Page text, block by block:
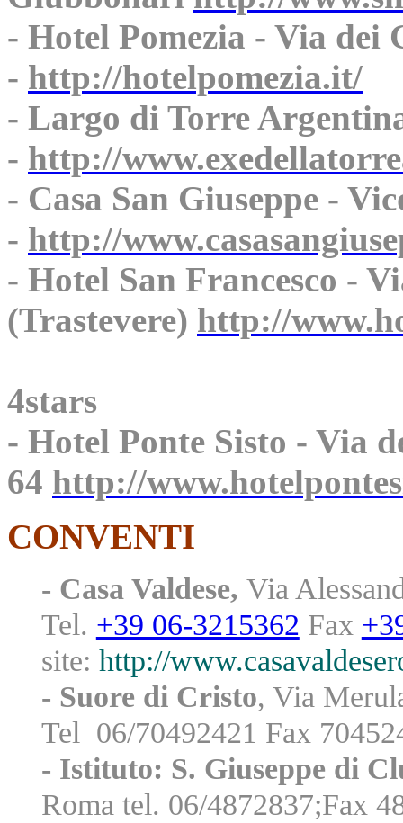
- Hotel Pomezia - Via dei
- http://hotelpomezia.it/
- Largo di Torre
- http://
- Casa San Giuseppe -
- http://
- Hotel San Francesco -
(Trastevere) http://
4stars
- Hotel Ponte Sisto - Via
64 http://
CONVENTI
- Casa Valdese, Via
Tel. +39 06-3215362 Fax
site: http://
- Suore di Cristo, Via
Tel 06/70492421 Fax
- Istituto: S. Giuseppe di
Roma tel. 06/4872837;Fax